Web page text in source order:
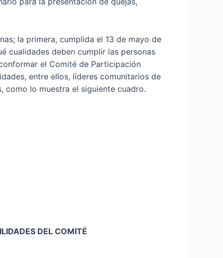
la primera, cumplida el 13 de mayo de
cualidades deben cumplir las personas
el Comité de Participación
entre ellos, líderes comunitarios de
como lo muestra el siguiente cuadro.
DEL COMITÉ